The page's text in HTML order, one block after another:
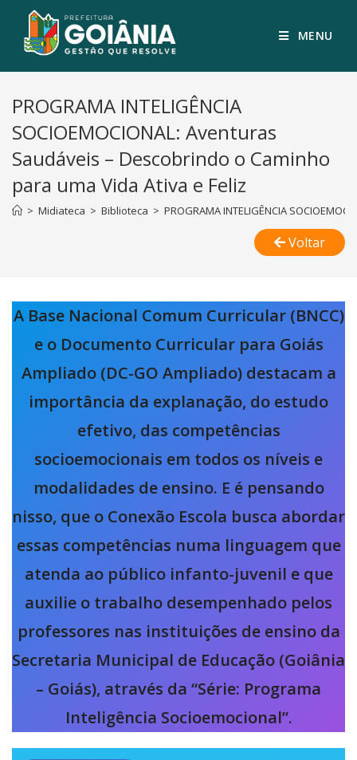
MENU
PROGRAMA INTELIGÊNCIA
SOCIOEMOCIONAL: Aventuras
Saudáveis – Descobrindo o Caminho
para uma Vida Ativa e Feliz
> Midiateca > Biblioteca > PROGRAMA INTELIGÊNCIA
Voltar
A Base Nacional Comum Curricular (BNCC)
e o Documento Curricular para Goiás
Ampliado (DC-GO Ampliado) destacam a
importância da explanação, do estudo
efetivo, das competências
socioemocionais em todos os níveis e
modalidades de ensino. E é pensando
nisso, que o Conexão Escola busca abordar
essas competências numa linguagem que
atenda ao público infanto-juvenil e que
auxilie o trabalho desempenhado pelos
professores nas instituições de ensino da
Secretaria Municipal de Educação (Goiânia
– Goiás), através da “Série: Programa
Inteligência Socioemocional”.